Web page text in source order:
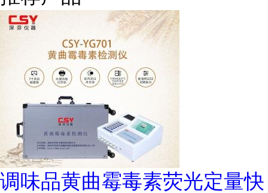
调味品黄曲霉毒素荧光定量快